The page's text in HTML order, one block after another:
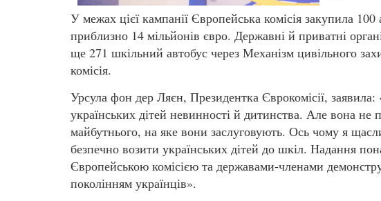
У межах цієї кампанії Європейська комісія закупила 100
приблизно 14 мільйонів євро. Державні й приватні
ще 271 шкільний автобус через Механізм цивільного
комісія.
Урсула фон дер Ляєн, Президентка Єврокомісії,
українських дітей невинності й дитинства. Але вона не
майбутнього, на яке вони заслуговують. Ось чому я
безпечно возити українських дітей до шкіл. Надання
Європейською комісією та державами-членами
поколінням українців».